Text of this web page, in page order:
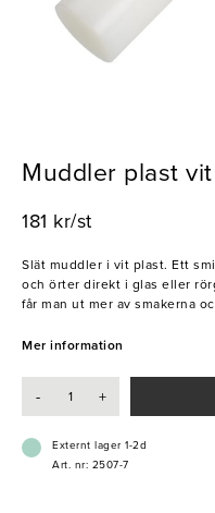
Muddler plast
181 kr/st
Slät muddler i vit plast. Ett
och örter direkt i glas eller
får man ut mer av smakerna
hotellverksamheter.
- Slät
Mer information
- +
Externt lager 1-2d
Art. nr: 2507-7